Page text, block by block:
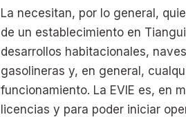
La necesitan, por lo general,
de un establecimiento en
desarrollos habitacionales,
gasolineras y, en general,
funcionamiento. La EVIE es, en
licencias y para poder iniciar